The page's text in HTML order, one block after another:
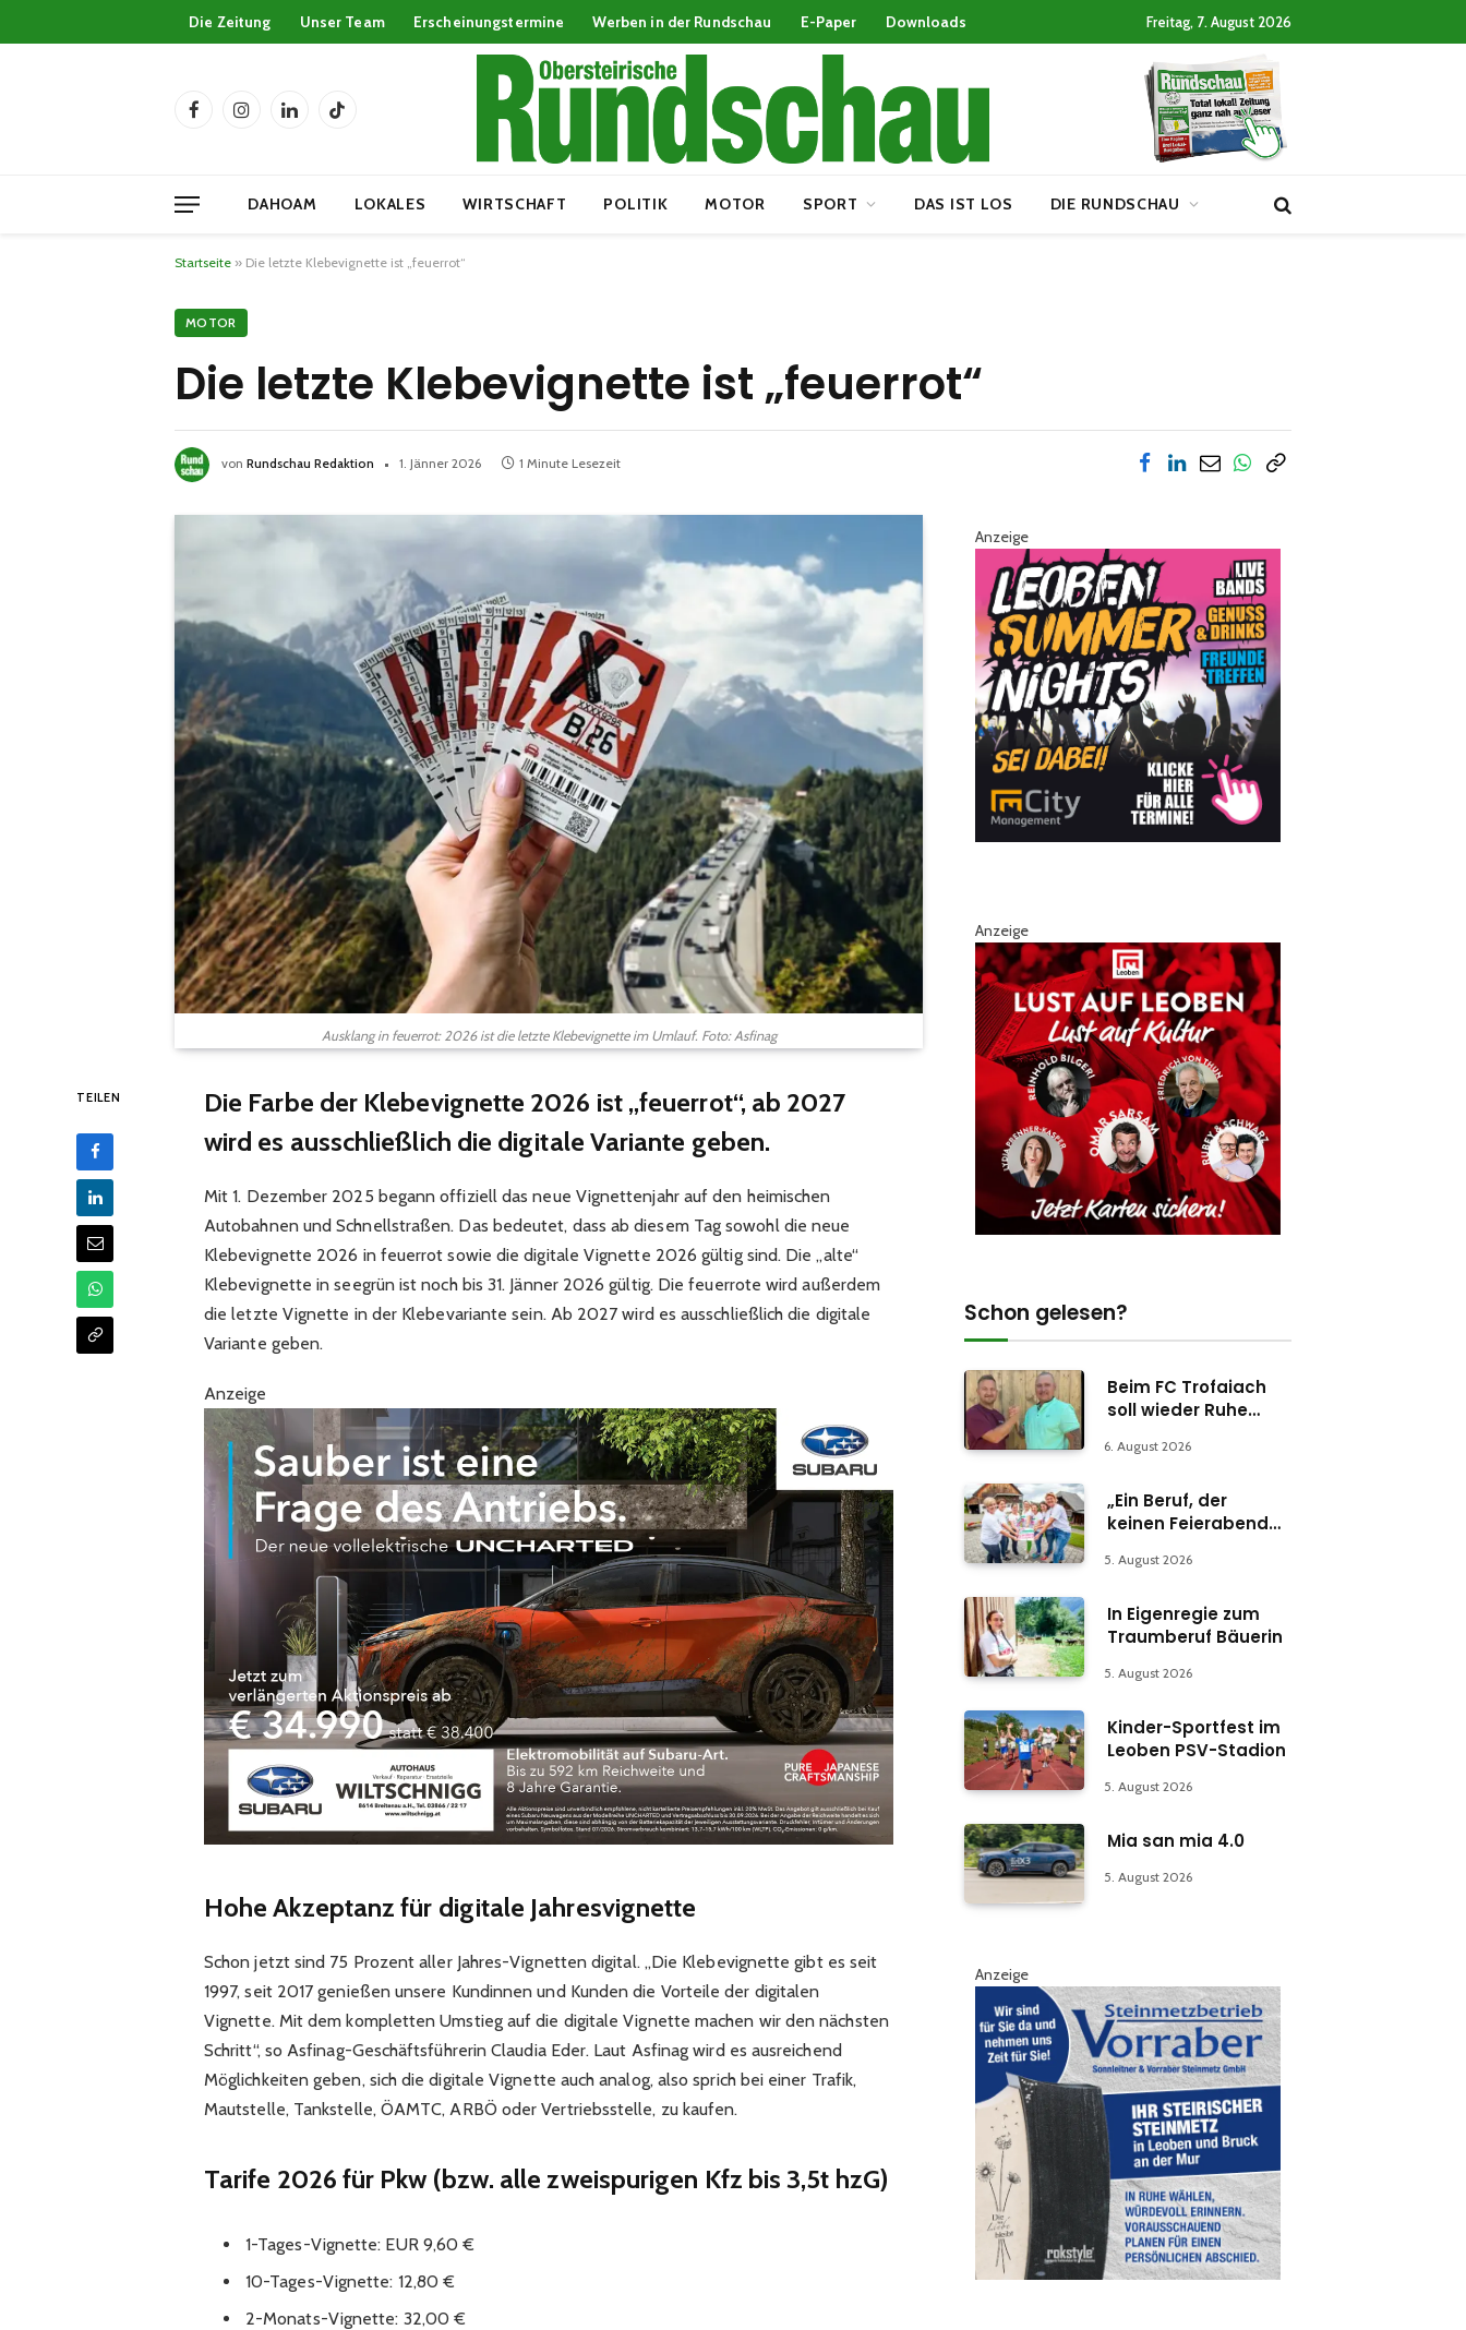
Die Zeitung Unser Team Erscheinungstermine Werben in der Rundschau E-Paper Downloads Freitag, 7. August 2026
FacebookInstagramLinkedInTikTok
DAHOAM LOKALES WIRTSCHAFT POLITIK MOTOR SPORT DAS IST LOS DIE RUNDSCHAU
Startseite » Die letzte Klebevignette ist „feuerrot“
MOTOR
Die letzte Klebevignette ist „feuerrot“
von Rundschau Redaktion 1. Jänner 2026 1 Minute Lesezeit
Ausklang in feuerrot: 2026 ist die letzte Klebevignette im Umlauf. Foto: Asfinag
TEILEN
Die Farbe der Klebevignette 2026 ist „feuerrot“, ab 2027
wird es ausschließlich die digitale Variante geben.
Mit 1. Dezember 2025 begann offiziell das neue Vignettenjahr auf den heimischen
Autobahnen und Schnellstraßen. Das bedeutet, dass ab diesem Tag sowohl die neue
Klebevignette 2026 in feuerrot sowie die digitale Vignette 2026 gültig sind. Die „alte“
Klebevignette in seegrün ist noch bis 31. Jänner 2026 gültig. Die feuerrote wird außerdem
die letzte Vignette in der Klebevariante sein. Ab 2027 wird es ausschließlich die digitale
Variante geben.
Anzeige
Hohe Akzeptanz für digitale Jahresvignette
Schon jetzt sind 75 Prozent aller Jahres-Vignetten digital. „Die Klebevignette gibt es seit
1997, seit 2017 genießen unsere Kundinnen und Kunden die Vorteile der digitalen
Vignette. Mit dem kompletten Umstieg auf die digitale Vignette machen wir den nächsten
Schritt“, so Asfinag-Geschäftsführerin Claudia Eder. Laut Asfinag wird es ausreichend
Möglichkeiten geben, sich die digitale Vignette auch analog, also sprich bei einer Trafik,
Mautstelle, Tankstelle, ÖAMTC, ARBÖ oder Vertriebsstelle, zu kaufen.
Tarife 2026 für Pkw (bzw. alle zweispurigen Kfz bis 3,5t hzG)
1-Tages-Vignette: EUR 9,60 €
10-Tages-Vignette: 12,80 €
2-Monats-Vignette: 32,00 €
Anzeige
Anzeige
Schon gelesen?
Beim FC Trofaiach
soll wieder Ruhe
6. August 2026
„Ein Beruf, der
keinen Feierabend
5. August 2026
In Eigenregie zum
Traumberuf Bäuerin
5. August 2026
Kinder-Sportfest im
Leoben PSV-Stadion
5. August 2026
Mia san mia 4.0
5. August 2026
Anzeige